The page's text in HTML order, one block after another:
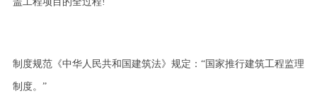
制度规范《中华人民共和国建筑法》规定：“国家推行建筑工程监理
制度。”